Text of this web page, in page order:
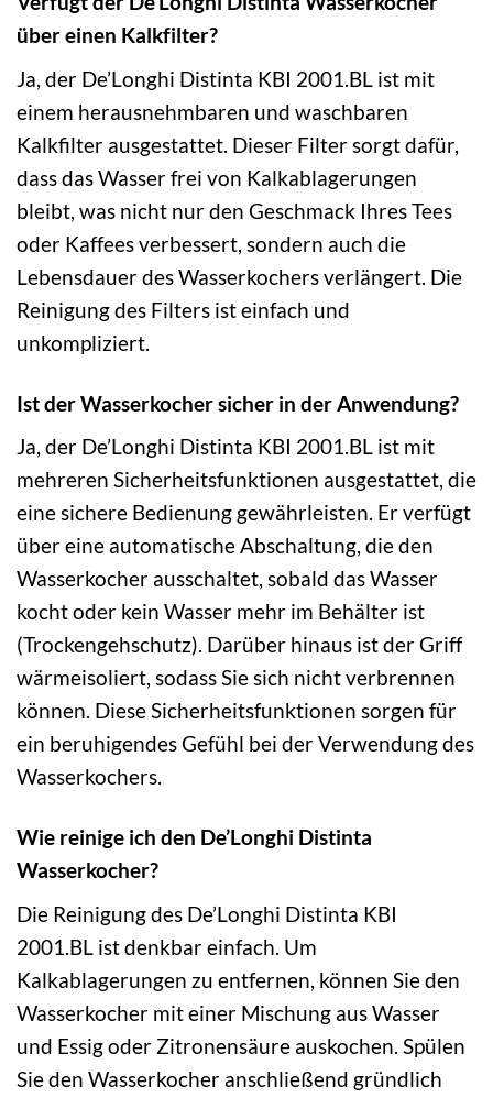
über einen Kalkfilter?
Ja, der De’Longhi Distinta KBI 2001.BL ist mit
einem herausnehmbaren und waschbaren
Kalkfilter ausgestattet. Dieser Filter sorgt dafür,
dass das Wasser frei von Kalkablagerungen
bleibt, was nicht nur den Geschmack Ihres Tees
oder Kaffees verbessert, sondern auch die
Lebensdauer des Wasserkochers verlängert. Die
Reinigung des Filters ist einfach und
unkompliziert.
Ist der Wasserkocher sicher in der Anwendung?
Ja, der De’Longhi Distinta KBI 2001.BL ist mit
mehreren Sicherheitsfunktionen ausgestattet, die
eine sichere Bedienung gewährleisten. Er verfügt
über eine automatische Abschaltung, die den
Wasserkocher ausschaltet, sobald das Wasser
kocht oder kein Wasser mehr im Behälter ist
(Trockengehschutz). Darüber hinaus ist der Griff
wärmeisoliert, sodass Sie sich nicht verbrennen
können. Diese Sicherheitsfunktionen sorgen für
ein beruhigendes Gefühl bei der Verwendung des
Wasserkochers.
Wie reinige ich den De’Longhi Distinta
Wasserkocher?
Die Reinigung des De’Longhi Distinta KBI
2001.BL ist denkbar einfach. Um
Kalkablagerungen zu entfernen, können Sie den
Wasserkocher mit einer Mischung aus Wasser
und Essig oder Zitronensäure auskochen. Spülen
Sie den Wasserkocher anschließend gründlich